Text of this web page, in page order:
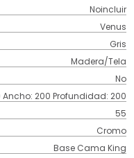
Noincluir
Venus
Gris
Madera/Tela
No
Ancho: 200 Profundidad: 200
55
Cromo
Base Cama King